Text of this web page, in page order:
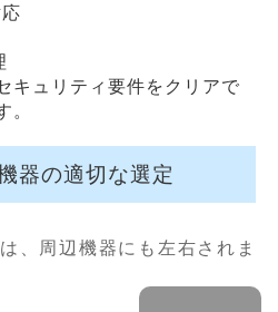
キュリティ要件をクリアで
。
器の適切な選定
、周辺機器にも左右されま